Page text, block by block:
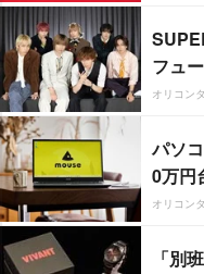
フュ
オリコン
パソ
0万円
オリコン
「別